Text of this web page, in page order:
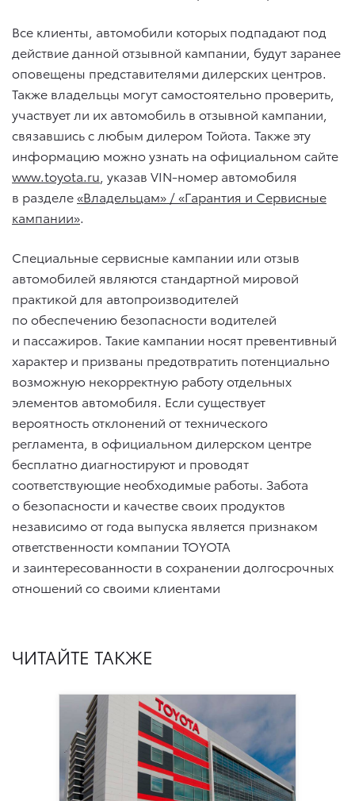
Все клиенты, автомобили которых подпадают под
действие данной отзывной кампании, будут заранее
оповещены представителями дилерских центров.
Также владельцы могут самостоятельно проверить,
участвует ли их автомобиль в отзывной кампании,
связавшись с любым дилером Тойота. Также эту
информацию можно узнать на официальном сайте
www.toyota.ru , указав VIN-номер автомобиля
в разделе«Владельцам» / «Гарантия и Сервисные
кампании».
Специальные сервисные кампании или отзыв
автомобилей являются стандартной мировой
практикой для автопроизводителей
по обеспечению безопасности водителей
и пассажиров. Такие кампании носят превентивный
характер и призваны предотвратить потенциально
возможную некорректную работу отдельных
элементов автомобиля. Если существует
вероятность отклонений от технического
регламента, в официальном дилерском центре
бесплатно диагностируют и проводят
соответствующие необходимые работы. Забота
о безопасности и качестве своих продуктов
независимо от года выпуска является признаком
ответственности компании TOYOTA
и заинтересованности в сохранении долгосрочных
отношений со своими клиентами
ЧИТАЙТЕ ТАКЖЕ